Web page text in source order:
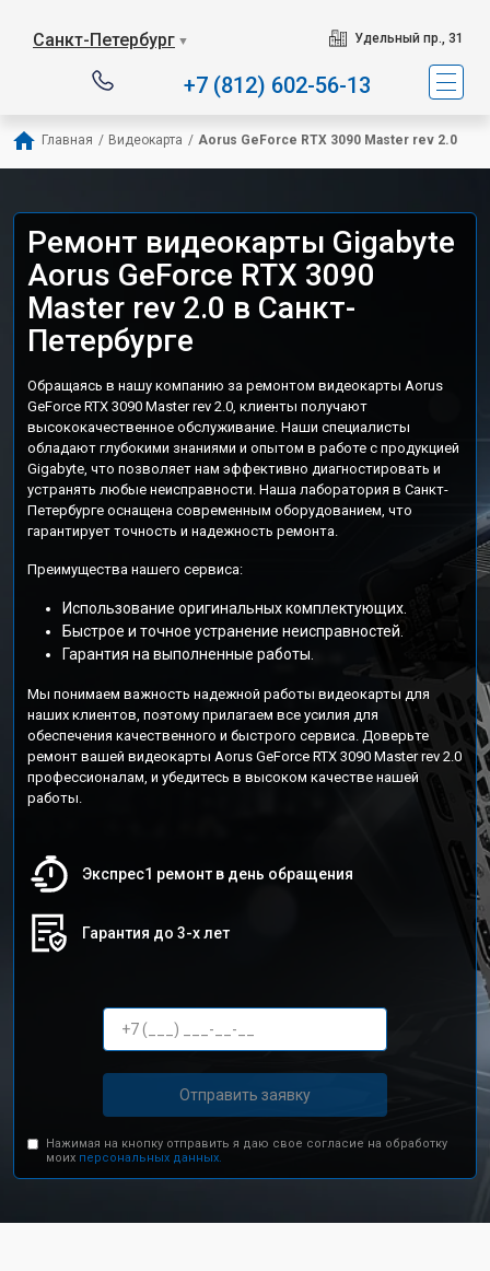
Санкт-Петербург ▼ Удельный пр., 31
+7 (812) 602-56-13
Главная / Видеокарта / Aorus GeForce RTX 3090 Master rev 2.0
Ремонт видеокарты Gigabyte
Aorus GeForce RTX 3090
Master rev 2.0 в Санкт-
Петербурге
Обращаясь в нашу компанию за ремонтом видеокарты Aorus
GeForce RTX 3090 Master rev 2.0, клиенты получают
высококачественное обслуживание. Наши специалисты
обладают глубокими знаниями и опытом в работе с продукцией
Gigabyte, что позволяет нам эффективно диагностировать и
устранять любые неисправности. Наша лаборатория в Санкт-
Петербурге оснащена современным оборудованием, что
гарантирует точность и надежность ремонта.
Преимущества нашего сервиса:
Использование оригинальных комплектующих.
Быстрое и точное устранение неисправностей.
Гарантия на выполненные работы.
Мы понимаем важность надежной работы видеокарты для
наших клиентов, поэтому прилагаем все усилия для
обеспечения качественного и быстрого сервиса. Доверьте
ремонт вашей видеокарты Aorus GeForce RTX 3090 Master rev 2.0
профессионалам, и убедитесь в высоком качестве нашей
работы.
Экспрес1 ремонт в день обращения
Гарантия до 3-х лет
Отправить заявку
Нажимая на кнопку отправить я даю свое согласие на обработку
моих персональных данных.